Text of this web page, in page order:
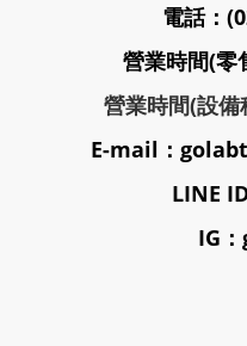
電話：
營業時間(零
營業時間(設
E-mail：
LINE
IG